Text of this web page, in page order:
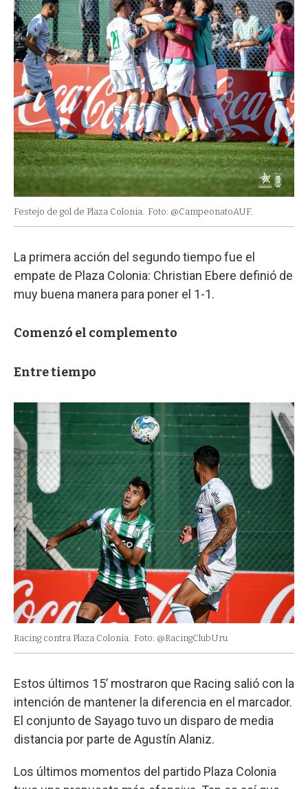
Festejo de gol de Plaza Colonia. Foto: @CampeonatoAUF.
La primera acción del segundo tiempo fue el
empate de Plaza Colonia: Christian Ebere definió de
muy buena manera para poner el 1-1.
Comenzó el complemento
Entre tiempo
Racing contra Plaza Colonia. Foto: @RacingClubUru
Estos últimos 15’ mostraron que Racing salió con la
intención de mantener la diferencia en el marcador.
El conjunto de Sayago tuvo un disparo de media
distancia por parte de Agustín Alaniz.
Los últimos momentos del partido Plaza Colonia